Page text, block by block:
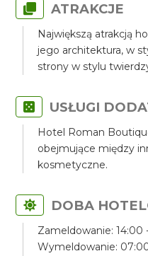
ATRAKCJE
Największą atrakcją
jego architektura, w
strony w stylu
USŁUGI
Hotel Roman
obejmujące między
kosmetyczne.
DOBA
Zameldowanie: 14:00
Wymeldowanie: